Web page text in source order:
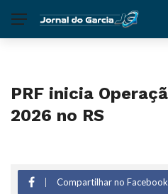
PRF inicia
2026 no RS
Compartilhar no Facebook